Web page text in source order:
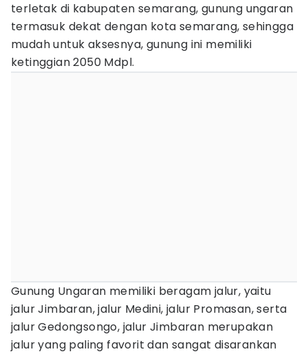
terletak di kabupaten semarang, gunung ungaran
termasuk dekat dengan kota semarang, sehingga
mudah untuk aksesnya, gunung ini memiliki
ketinggian 2050 Mdpl.
Gunung Ungaran memiliki beragam jalur, yaitu
jalur Jimbaran, jalur Medini, jalur Promasan, serta
jalur Gedongsongo, jalur Jimbaran merupakan
jalur yang paling favorit dan sangat disarankan